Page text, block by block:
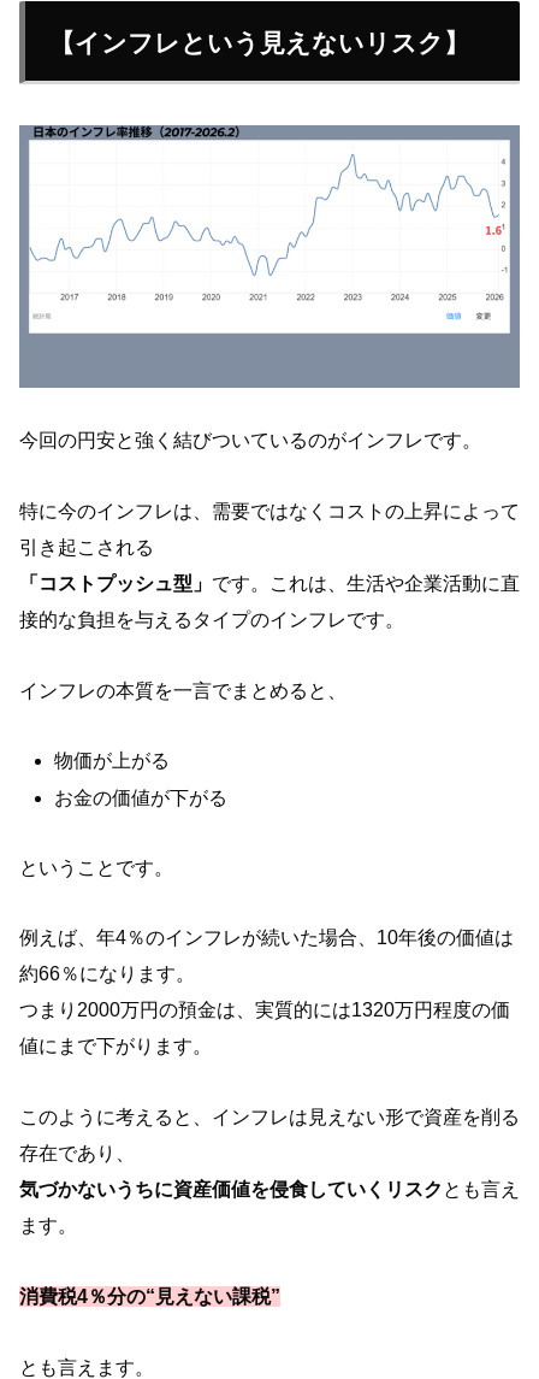
【インフレという見えないリスク】
今回の円安と強く結びついているのがインフレです。
特に今のインフレは、需要ではなくコストの上昇によって
引き起こされる
「コストプッシュ型」 です。これは、生活や企業活動に直
接的な負担を与えるタイプのインフレです。
インフレの本質を一言でまとめると、
物価が上がる
お金の価値が下がる
ということです。
例えば、年4％のインフレが続いた場合、10年後の価値は
約66％になります。
つまり2000万円の預金は、実質的には1320万円程度の価
値にまで下がります。
このように考えると、インフレは見えない形で資産を削る
存在であり、
気づかないうちに資産価値を侵食していくリスク とも言え
ます。
消費税4％分の“見えない課税”
とも言えます。